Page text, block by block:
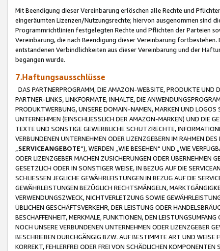
Mit Beendigung dieser Vereinbarung erlöschen alle Rechte und
eingeräumten Lizenzen/Nutzungsrechte; hiervon ausgenommen sind
Programmrichtlinien festgelegten Rechte und Pflichten der Parteien
Vereinbarung, die nach Beendigung dieser Vereinbarung
entstandenen Verbindlichkeiten aus dieser Vereinbarung und der
begangen wurde.
7.Haftungsausschlüsse
DAS PARTNERPROGRAMM, DIE AMAZON-WEBSITE, PRODUKTE UND
PARTNER-LINKS, LINKFORMATE, INHALTE, DIE
PRODUKTWERBUNG, UNSERE DOMAIN-NAMEN, MARKEN UND
UNTERNEHMEN (EINSCHLIESSLICH DER AMAZON-MARKEN) UND DIE
TEXTE UND SONSTIGE GEWERBLICHE SCHUTZRECHTE,
VERBUNDENEN UNTERNEHMEN ODER LIZENZGEBERN IM RAHMEN
SERVICEANGEBOTE“), WERDEN „WIE BESEHEN“ UND „WIE
ODER LIZENZGEBER MACHEN ZUSICHERUNGEN ODER ÜBERNEHMEN
GESETZLICH ODER IN SONSTIGER WEISE, IN BEZUG AUF DIE
SCHLIESSEN JEGLICHE GEWÄHRLEISTUNGEN IN BEZUG AUF DIE
GEWÄHRLEISTUNGEN BEZÜGLICH RECHTSMÄNGELN,
VERWENDUNGSZWECK, NICHTVERLETZUNG SOWIE
ÜBLICHEN GESCHÄFTSVERKEHR, DER LEISTUNG ODER
BESCHAFFENHEIT, MERKMALE, FUNKTIONEN, DEN
NOCH UNSERE VERBUNDENEN UNTERNEHMEN ODER LIZENZGEBER
BESCHRIEBEN DURCHGÄNGIG BZW. AUF BESTIMMTE ART UND
KORREKT, FEHLERFREI ODER FREI VON SCHÄDLICHEN